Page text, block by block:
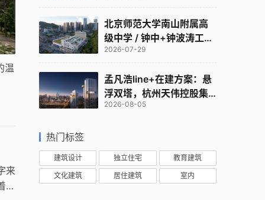
温
来
不
北京师范大学南山附属高
级中学 / 钟中+钟波涛工作
室
2026-07-29
孟凡浩line+在建方案：悬
浮双塔，杭州天伟控股集
团总部
2026-08-05
热门标签
建筑设计 独立住宅 教育建筑
文化建筑 居住建筑 室内